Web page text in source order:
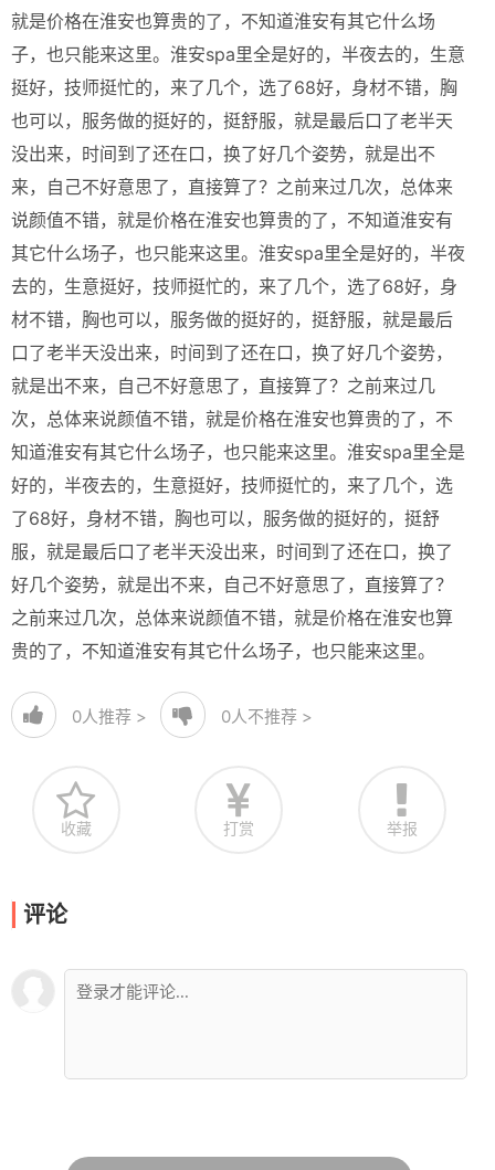
就是价格在淮安也算贵的了，不知道淮安有其它什么场
子，也只能来这里。淮安spa里全是好的，半夜去的，生意
挺好，技师挺忙的，来了几个，选了68好，身材不错，胸
也可以，服务做的挺好的，挺舒服，就是最后口了老半天
没出来，时间到了还在口，换了好几个姿势，就是出不
来，自己不好意思了，直接算了？之前来过几次，总体来
说颜值不错，就是价格在淮安也算贵的了，不知道淮安有
其它什么场子，也只能来这里。淮安spa里全是好的，半夜
去的，生意挺好，技师挺忙的，来了几个，选了68好，身
材不错，胸也可以，服务做的挺好的，挺舒服，就是最后
口了老半天没出来，时间到了还在口，换了好几个姿势，
就是出不来，自己不好意思了，直接算了？之前来过几
次，总体来说颜值不错，就是价格在淮安也算贵的了，不
知道淮安有其它什么场子，也只能来这里。淮安spa里全是
好的，半夜去的，生意挺好，技师挺忙的，来了几个，选
了68好，身材不错，胸也可以，服务做的挺好的，挺舒
服，就是最后口了老半天没出来，时间到了还在口，换了
好几个姿势，就是出不来，自己不好意思了，直接算了？
之前来过几次，总体来说颜值不错，就是价格在淮安也算
贵的了，不知道淮安有其它什么场子，也只能来这里。
0人推荐 > 0人不推荐 >
收藏 打赏 举报
评论